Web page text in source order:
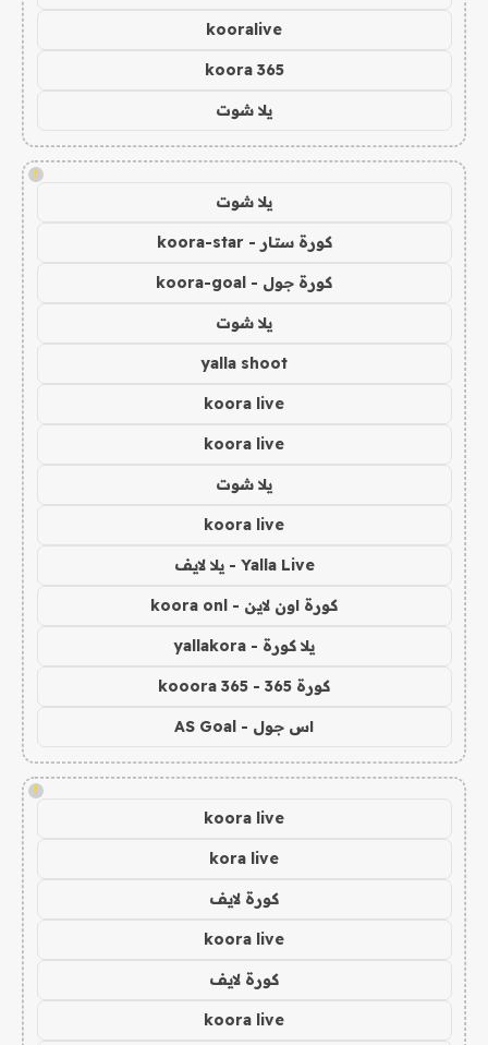
kooralive
koora 365
يلا شوت
!
يلا شوت
كورة ستار - koora-star
كورة جول - koora-goal
يلا شوت
yalla shoot
koora live
koora live
يلا شوت
koora live
Yalla Live - يلا لايف
كورة اون لاين - koora onl
يلا كورة - yallakora
كورة 365 - kooora 365
اس جول - AS Goal
!
koora live
kora live
كورة لايف
koora live
كورة لايف
koora live